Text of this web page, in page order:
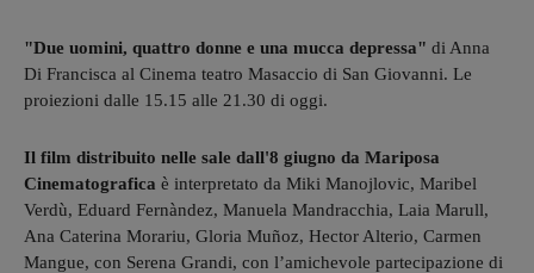
"Due uomini, quattro donne e una mucca depressa" di Anna
Di Francisca al Cinema teatro Masaccio di San Giovanni. Le
proiezioni dalle 15.15 alle 21.30 di oggi.
Il film distribuito nelle sale dall'8 giugno da Mariposa
Cinematografica è interpretato da Miki Manojlovic, Maribel
Verdù, Eduard Fernàndez, Manuela Mandracchia, Laia Marull,
Ana Caterina Morariu, Gloria Muñoz, Hector Alterio, Carmen
Mangue, con Serena Grandi, con l’amichevole partecipazione di